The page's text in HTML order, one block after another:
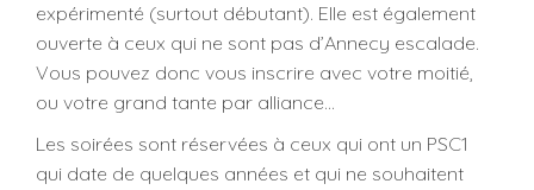
expérimenté (surtout débutant). Elle est également
ouverte à ceux qui ne sont pas d’Annecy escalade.
Vous pouvez donc vous inscrire avec votre moitié,
ou votre grand tante par alliance…
Les soirées sont réservées à ceux qui ont un PSC1
qui date de quelques années et qui ne souhaitent